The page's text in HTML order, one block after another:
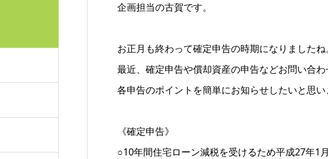
企画担当の古賀です。
お正月も終わって確定申告の時期になりましたね。
最近、確定申告や償却資産の申告などお問い合わ
各申告のポイントを簡単にお知らせしたいと思い
《確定申告》
○10年間住宅ローン減税を受けるため平成27年1